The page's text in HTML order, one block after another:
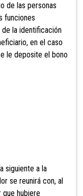
de las personas
funciones
la identificación
en el caso
le deposite el bono
siguiente a la
se reunirá con, al
hubiere